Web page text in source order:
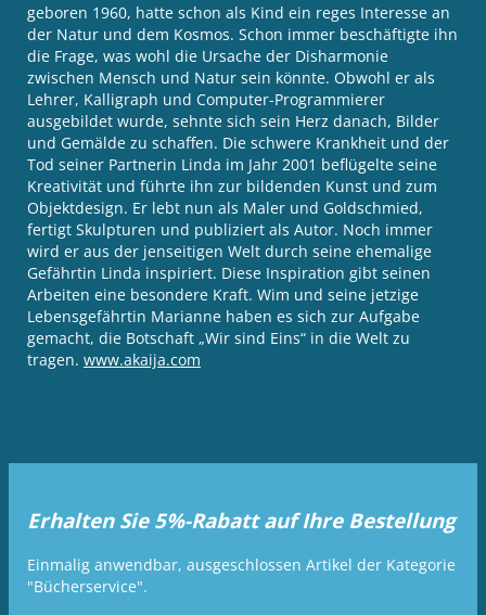
geboren 1960, hatte schon als Kind ein reges Interesse an
der Natur und dem Kosmos. Schon immer beschäftigte ihn
die Frage, was wohl die Ursache der Disharmonie
zwischen Mensch und Natur sein könnte. Obwohl er als
Lehrer, Kalligraph und Computer-Programmierer
ausgebildet wurde, sehnte sich sein Herz danach, Bilder
und Gemälde zu schaffen. Die schwere Krankheit und der
Tod seiner Partnerin Linda im Jahr 2001 beflügelte seine
Kreativität und führte ihn zur bildenden Kunst und zum
Objektdesign. Er lebt nun als Maler und Goldschmied,
fertigt Skulpturen und publiziert als Autor. Noch immer
wird er aus der jenseitigen Welt durch seine ehemalige
Gefährtin Linda inspiriert. Diese Inspiration gibt seinen
Arbeiten eine besondere Kraft. Wim und seine jetzige
Lebensgefährtin Marianne haben es sich zur Aufgabe
gemacht, die Botschaft „Wir sind Eins“ in die Welt zu
tragen. www.akaija.com
Erhalten Sie 5%-Rabatt auf Ihre Bestellung
Einmalig anwendbar, ausgeschlossen Artikel der Kategorie
"Bücherservice".